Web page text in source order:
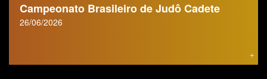
Campeonato Brasileiro de Judô Cadete
26/06/2026